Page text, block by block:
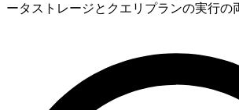
ータストレージとクエリプランの実行の